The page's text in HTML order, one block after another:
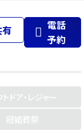
電話
予約
ドア・レジャー
冠婚葬祭